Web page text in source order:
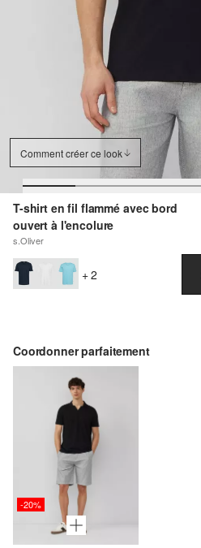
Comment créer ce look
T-shirt en fil flammé avec bord
ouvert à l'encolure
s.Oliver
+ 2
Coordonner parfaitement
-20%